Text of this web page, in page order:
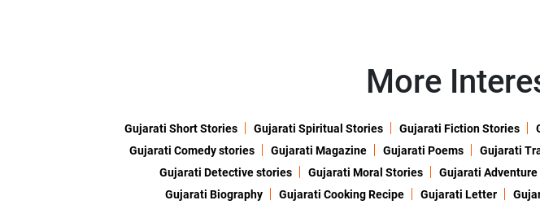
More
Gujarati Short Stories Gujarati Spiritual Stories Gujarati Fiction Stories
Gujarati Comedy stories
Gujarati Magazine Gujarati Poems Gujarati
Gujarati Detective stories
Gujarati Moral Stories Gujarati Adventure
Gujarati Biography
Gujarati Cooking Recipe Gujarati Letter